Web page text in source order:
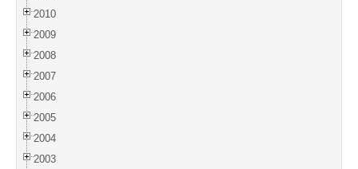
2010
2009
2008
2007
2006
2005
2004
2003